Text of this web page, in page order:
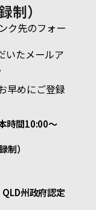
制）
ク先のフォー
いたメールア
早めにご登録
時間10:00〜
）
州政府認定